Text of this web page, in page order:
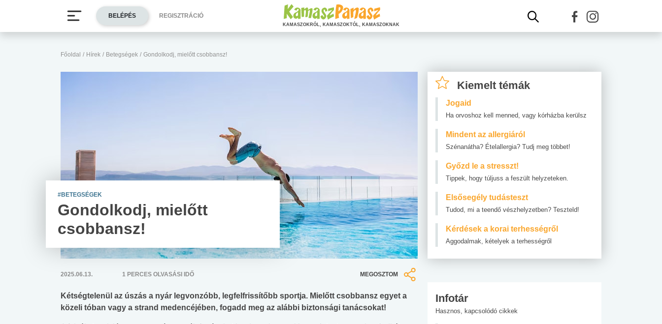
Főoldal / Hírek / Betegségek / Gondolkodj, mielőtt csobbansz!
#BETEGSÉGEK
Gondolkodj, mielőtt
csobbansz!
2025.06.13. 1 PERCES OLVASÁSI IDŐ MEGOSZTOM
Kétségtelenül az úszás a nyár legvonzóbb, legfelfrissítőbb sportja. Mielőtt csobbansz egyet a
közeli tóban vagy a strand medencéjében, fogadd meg az alábbi biztonsági tanácsokat!
Kiemelt témák
Jogaid
Ha orvoshoz kell menned, vagy kórházba kerülsz
Mindent az allergiáról
Szénanátha? Ételallergia? Tudj meg többet!
Győzd le a stresszt!
Tippek, hogy túljuss a feszült helyzeteken.
Elsősegély tudásteszt
Tudod, mi a teendő vészhelyzetben? Teszteld!
Kérdések a korai terhességről
Aggodalmak, kételyek a terhességről
Infotár
Hasznos, kapcsolódó cikkek
BELÉPÉS REGISZTRÁCIÓ
KAMASZOKRÓL, KAMASZOKTÓL, KAMASZOKNAK